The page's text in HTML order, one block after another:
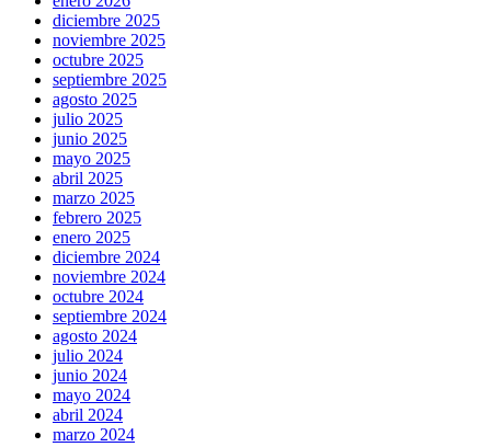
diciembre 2025
noviembre 2025
octubre 2025
septiembre 2025
agosto 2025
julio 2025
junio 2025
mayo 2025
abril 2025
marzo 2025
febrero 2025
enero 2025
diciembre 2024
noviembre 2024
octubre 2024
septiembre 2024
agosto 2024
julio 2024
junio 2024
mayo 2024
abril 2024
marzo 2024